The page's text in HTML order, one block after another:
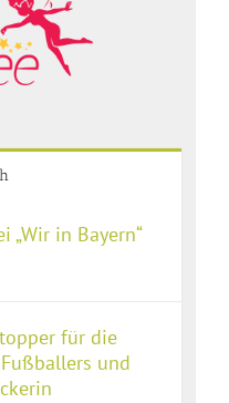
„Wir in Bayern“
für die
und